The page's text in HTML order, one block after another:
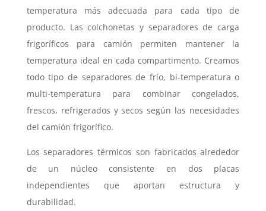
temperatura más adecuada para cada tipo de
producto. Las colchonetas y separadores de carga
frigoríficos para camión permiten mantener la
temperatura ideal en cada compartimento. Creamos
todo tipo de separadores de frío, bi-temperatura o
multi-temperatura para combinar congelados,
frescos, refrigerados y secos según las necesidades
del camión frigorífico.
Los separadores térmicos son fabricados alrededor
de un núcleo consistente en dos placas
independientes que aportan estructura y
durabilidad.